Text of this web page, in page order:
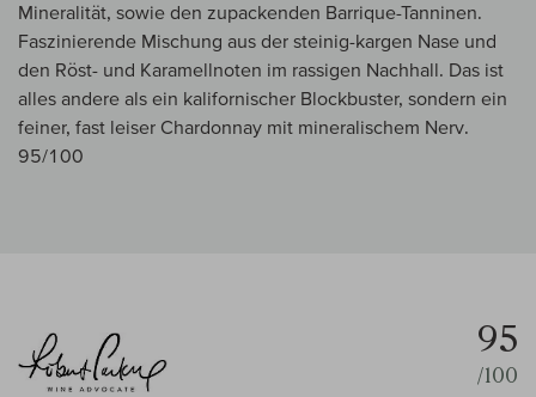
Mineralität, sowie den zupackenden Barrique-Tanninen.
Faszinierende Mischung aus der steinig-kargen Nase und
den Röst- und Karamellnoten im rassigen Nachhall. Das ist
alles andere als ein kalifornischer Blockbuster, sondern ein
feiner, fast leiser Chardonnay mit mineralischem Nerv.
95/100
95
/100